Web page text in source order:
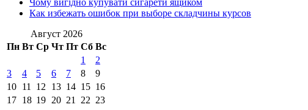
Как избежать ошибок при выборе складчины курсов
Август 2026
Пн Вт Ср Чт Пт Сб Вс
1
2
3
4 5 6 7 8
9
10 11 12 13 14 15 16
17 18 19 20 21 22 23